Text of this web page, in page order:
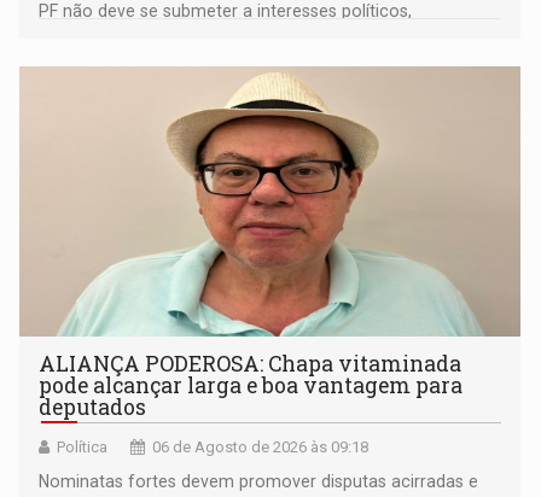
PF não deve se submeter a interesses políticos,
ALIANÇA PODEROSA: Chapa vitaminada
pode alcançar larga e boa vantagem para
deputados
Política 06 de Agosto de 2026 às 09:18
Nominatas fortes devem promover disputas acirradas e